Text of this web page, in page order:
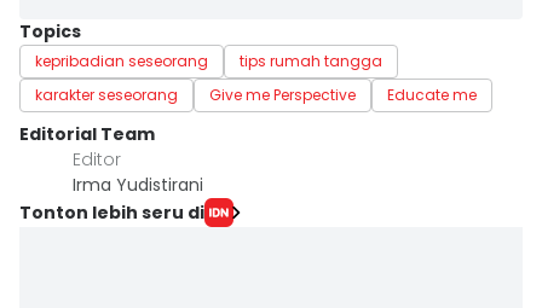
Topics
kepribadian seseorang
tips rumah tangga
karakter seseorang
Give me Perspective Educate me
Editorial Team
Editor
Irma Yudistirani
Tonton lebih seru di